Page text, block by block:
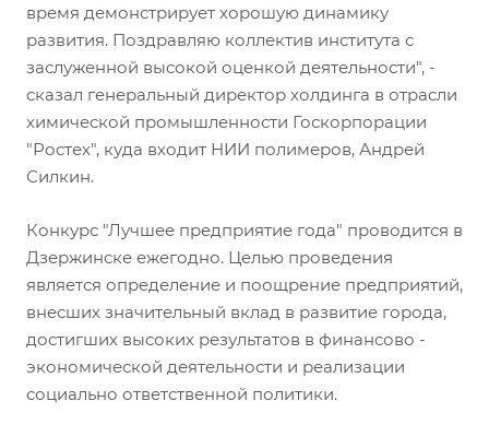
время демонстрирует хорошую динамику
развития. Поздравляю коллектив института с
заслуженной высокой оценкой деятельности", -
сказал генеральный директор холдинга в отрасли
химической промышленности Госкорпорации
"Ростех", куда входит НИИ полимеров, Андрей
Силкин.
Конкурс "Лучшее предприятие года" проводится в
Дзержинске ежегодно. Целью проведения
является определение и поощрение предприятий,
внесших значительный вклад в развитие города,
достигших высоких результатов в финансово -
экономической деятельности и реализации
социально ответственной политики.